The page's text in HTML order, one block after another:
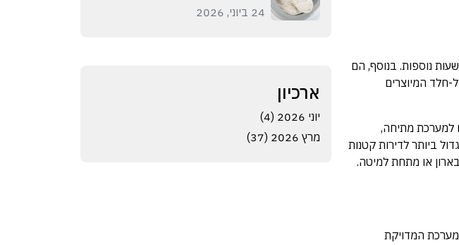
נוספות. בנוסף, הם
חלד המיוצרים
למערכת מתיחה,
ביותר לדירות קטנות
או מתחת למיטה.
המדויקת
24 ביוני, 2026
ארכיון
יוני 2026 (4)
מרץ 2026 (37)